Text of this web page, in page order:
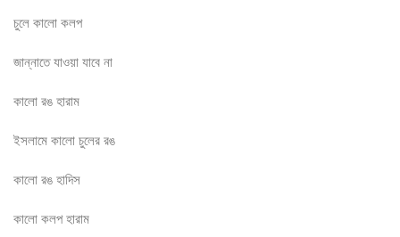
চুলে কালো কলপ
জান্নাতে যাওয়া যাবে না
কালো রঙ হারাম
ইসলামে কালো চুলের রঙ
কালো রঙ হাদিস
কালো কলপ হারাম